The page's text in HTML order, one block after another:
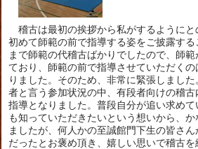
稽古は最初の挨拶から私がするようにと
初めて師範の前で指導する姿をご披露す
まで師範の代稽古ばかりでしたので、師
ており、師範の前で指導させていただく
りました。そのため、非常に緊張しまし
者と言う参加状況の中、有段者向けの稽
指導となりました。普段自分が追い求め
も知っていただきたいという想いから、
ましたが、何人かの至誠館門下生の皆さ
だったとお褒め頂き、嬉しい思いで稽古